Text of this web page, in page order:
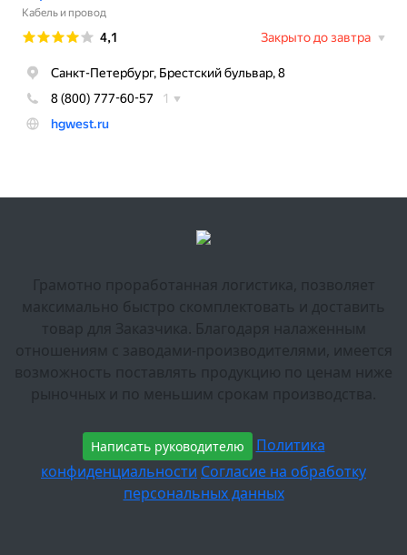
Грамотно проработанная логистика, позволяет
максимально быстро скомплектовать и доставить
товар для Заказчика. Благодаря налаженным
отношениям с заводами-производителями, имеется
возможность поставлять продукцию по ценам ниже
рыночных и по меньшим срокам производства.
Написать руководителю
Политика
конфиденциальности Согласие на обработку
персональных данных